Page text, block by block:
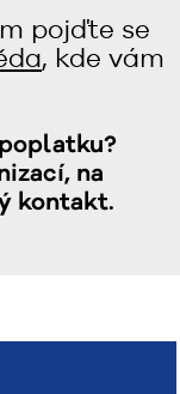
pojďte se
, kde vám
na
kontakt.